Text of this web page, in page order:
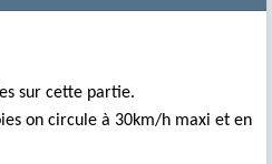
sur cette partie.
on circule à 30km/h maxi et en